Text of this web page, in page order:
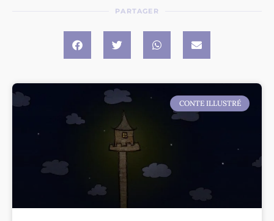
PARTAGER
CONTE ILLUSTRÉ